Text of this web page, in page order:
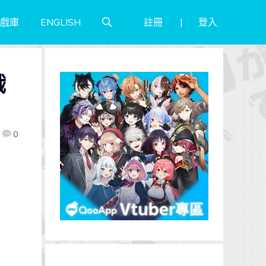
庫 ENGLISH 註冊 登入
0